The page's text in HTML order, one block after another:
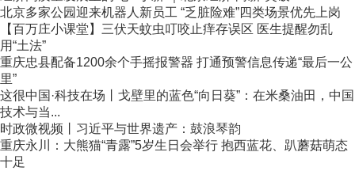
北京多家公园迎来机器人新员工 “乏脏险难”四类场景优先上岗
【百万庄小课堂】三伏天蚊虫叮咬止痒存误区 医生提醒勿乱
用“土法”
重庆忠县配备1200余个手摇报警器 打通预警信息传递“最后一公
里”
这很中国·科技在场丨戈壁里的蓝色“向日葵”：在米桑油田，中国
技术与当...
时政微视频丨习近平与世界遗产：鼓浪琴韵
重庆永川：大熊猫“青露”5岁生日会举行 抱西蓝花、趴蘑菇萌态
十足